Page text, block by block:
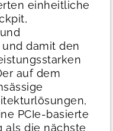
einheitliche
damit den
auf dem
PCIe-basierte
als die nächste